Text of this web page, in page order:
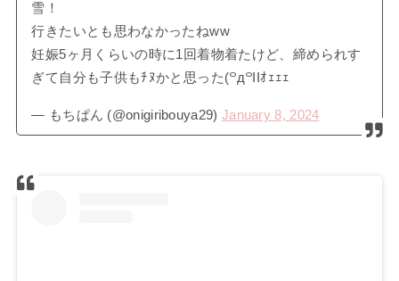
雪！
行きたいとも思わなかったねww
妊娠5ヶ月くらいの時に1回着物着たけど、締められす
ぎて自分も子供もﾁﾇかと思った(꒪д꒪IIｵｪｪｪ
— もちぱん (@onigiribouya29) January 8, 2024